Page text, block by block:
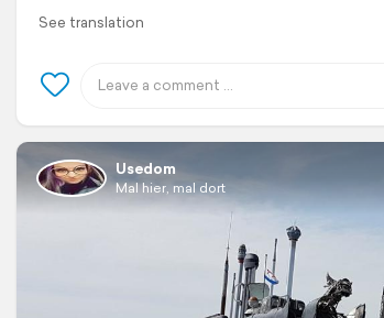
See translation
Usedom
Mal hier, mal dort